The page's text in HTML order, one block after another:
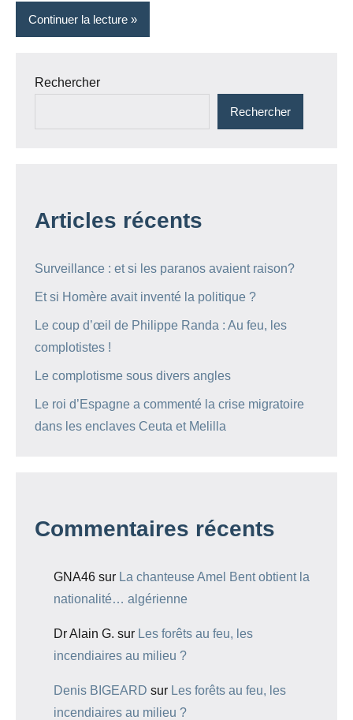
Continuer la lecture
Rechercher
Rechercher
Articles récents
Surveillance : et si les paranos avaient raison?
Et si Homère avait inventé la politique ?
Le coup d’œil de Philippe Randa : Au feu, les
complotistes !
Le complotisme sous divers angles
Le roi d’Espagne a commenté la crise migratoire
dans les enclaves Ceuta et Melilla
Commentaires récents
GNA46 sur La chanteuse Amel Bent obtient la
nationalité… algérienne
Dr Alain G. sur Les forêts au feu, les
incendiaires au milieu ?
Denis BIGEARD sur Les forêts au feu, les
incendiaires au milieu ?